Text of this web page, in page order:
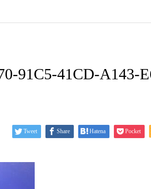
91C5-41CD-A143-
Tweet Share Hatena Pocket